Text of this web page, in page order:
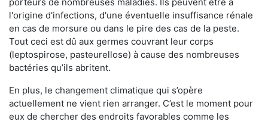
l'origine d'infections, d'une éventuelle insuffisance rénale
en cas de morsure ou dans le pire des cas de la peste.
Tout ceci est dû aux germes couvrant leur corps
(leptospirose, pasteurellose) à cause des nombreuses
bactéries qu’ils abritent.
En plus, le changement climatique qui s’opère
actuellement ne vient rien arranger. C’est le moment pour
eux de chercher des endroits favorables comme les